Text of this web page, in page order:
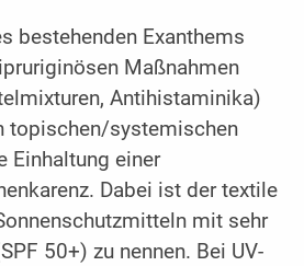
bestehenden Exanthems
Maßnahmen
Antihistaminika)
topischen/systemischen
Einhaltung einer
Dabei ist der textile
mit sehr
50+) zu nennen. Bei UV-